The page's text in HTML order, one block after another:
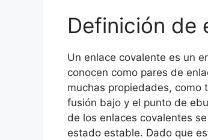
Definición de
Un enlace covalente es un
conocen como pares de
muchas propiedades, como
fusión bajo y el punto de
de los enlaces covalentes
estado estable. Dado que